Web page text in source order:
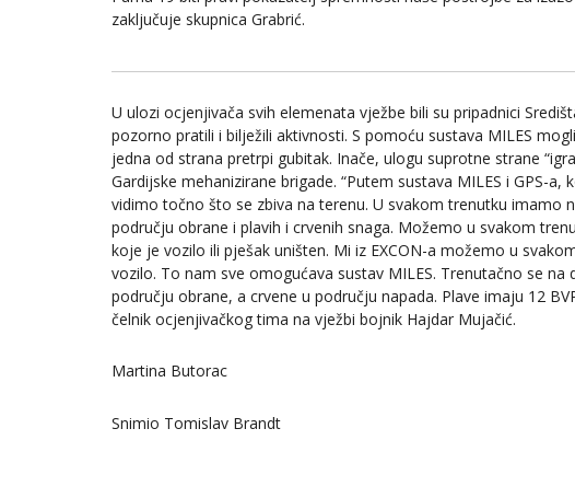
zaključuje skupnica Grabrić.
U ulozi ocjenjivača svih elemenata vježbe bili su pripadnici
pozorno pratili i bilježili aktivnosti. S pomoću sustava MILES
jedna od strana pretrpi gubitak. Inače, ulogu suprotne strane
Gardijske mehanizirane brigade. “Putem sustava MILES i GPS-
vidimo točno što se zbiva na terenu. U svakom trenutku imamo
području obrane i plavih i crvenih snaga. Možemo u svakom
koje je vozilo ili pješak uništen. Mi iz EXCON-a možemo u
vozilo. To nam sve omogućava sustav MILES. Trenutačno se
području obrane, a crvene u području napada. Plave imaju 12
čelnik ocjenjivačkog tima na vježbi bojnik Hajdar Mujačić.
Martina Butorac
Snimio Tomislav Brandt